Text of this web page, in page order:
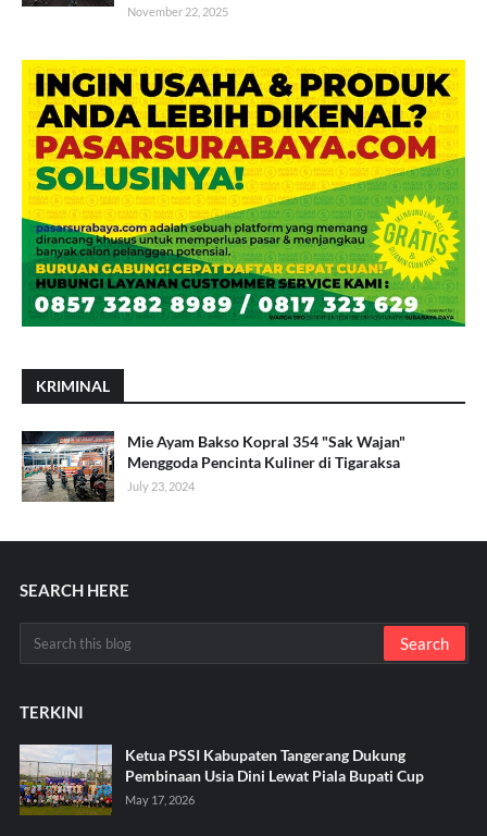
November 22, 2025
KRIMINAL
Mie Ayam Bakso Kopral 354 "Sak Wajan"
Menggoda Pencinta Kuliner di Tigaraksa
July 23, 2024
SEARCH HERE
TERKINI
Ketua PSSI Kabupaten Tangerang Dukung
Pembinaan Usia Dini Lewat Piala Bupati Cup
May 17, 2026